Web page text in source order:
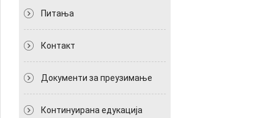
Питања
Контакт
Документи за преузимање
Континуирана едукација